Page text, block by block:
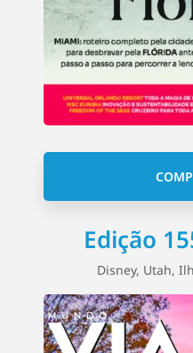
Edição
Disney, Utah,